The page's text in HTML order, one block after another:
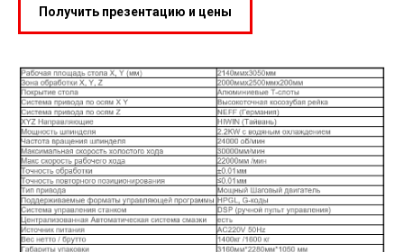
Получить презентацию и цены